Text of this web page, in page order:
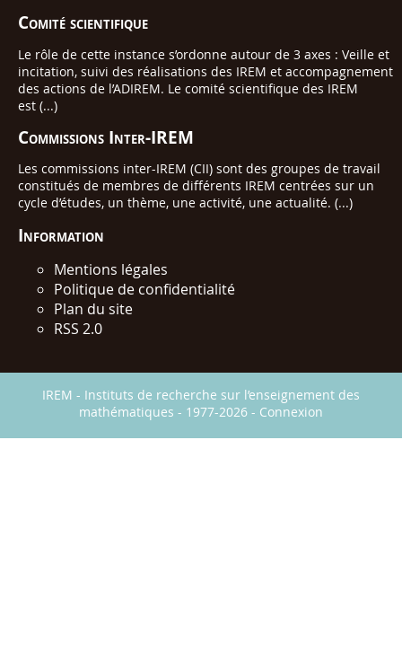
Comité scientifique
Le rôle de cette instance s’ordonne autour de 3 axes : Veille et
incitation, suivi des réalisations des IREM et accompagnement
des actions de l’ADIREM. Le comité scientifique des IREM
est (...)
Commissions Inter-IREM
Les commissions inter-IREM (CII) sont des groupes de travail
constitués de membres de différents IREM centrées sur un
cycle d’études, un thème, une activité, une actualité. (...)
Information
Mentions légales
Politique de confidentialité
Plan du site
RSS 2.0
IREM - Instituts de recherche sur l’enseignement des
mathématiques - 1977-2026 - Connexion